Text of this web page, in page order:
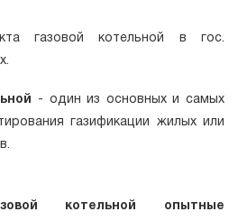
газовой котельной в гос.
- один из основных и самых
газификации жилых или
котельной опытные